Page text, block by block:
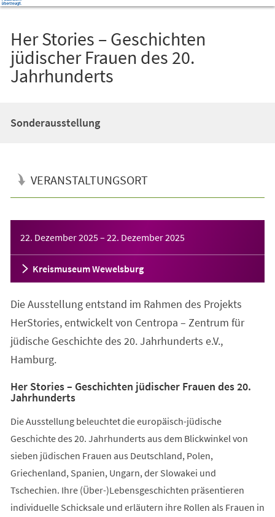
Her Stories – Geschichten
jüdischer Frauen des 20.
Jahrhunderts
Sonderausstellung
VERANSTALTUNGSORT
22. Dezember 2025– 22. Dezember 2025
Kreismuseum Wewelsburg
Die Ausstellung entstand im Rahmen des Projekts
HerStories, entwickelt von Centropa – Zentrum für
jüdische Geschichte des 20. Jahrhunderts e.V.,
Hamburg.
Her Stories – Geschichten jüdischer Frauen des 20.
Jahrhunderts
Die Ausstellung beleuchtet die europäisch-jüdische
Geschichte des 20. Jahrhunderts aus dem Blickwinkel von
sieben jüdischen Frauen aus Deutschland, Polen,
Griechenland, Spanien, Ungarn, der Slowakei und
Tschechien. Ihre (Über-)Lebensgeschichten präsentieren
individuelle Schicksale und erläutern ihre Rollen als Frauen in